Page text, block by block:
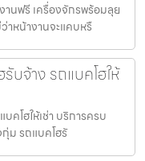
านฟรี เครื่องจักรพร้อมลุย
าหน้างานจะแคบหรื
บจ้าง รถแบคโฮให้
คโฮให้เช่า บริการครบ
ม รถแบคโฮรั